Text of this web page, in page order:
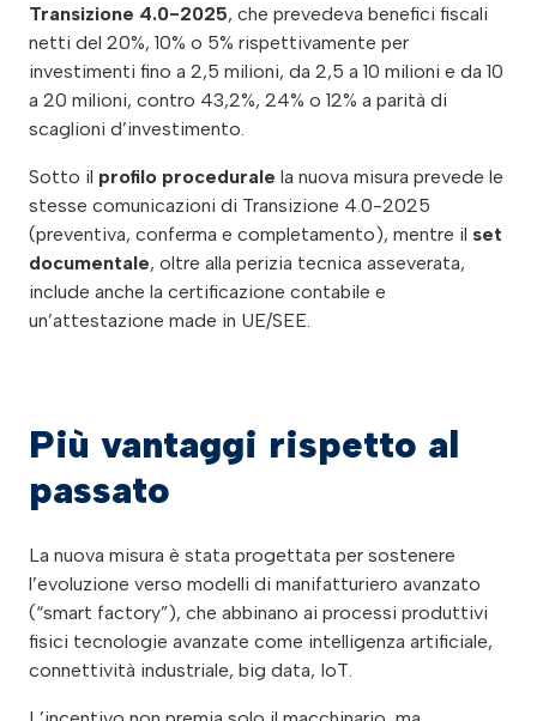
Transizione 4.0-2025, che prevedeva benefici fiscali
netti del 20%, 10% o 5% rispettivamente per
investimenti fino a 2,5 milioni, da 2,5 a 10 milioni e da 10
a 20 milioni, contro 43,2%, 24% o 12% a parità di
scaglioni d’investimento.
Sotto il profilo procedurale la nuova misura prevede le
stesse comunicazioni di Transizione 4.0-2025
(preventiva, conferma e completamento), mentre il set
documentale, oltre alla perizia tecnica asseverata,
include anche la certificazione contabile e
un’attestazione made in UE/SEE.
Più vantaggi rispetto al
passato
La nuova misura è stata progettata per sostenere
l’evoluzione verso modelli di manifatturiero avanzato
(“smart factory”), che abbinano ai processi produttivi
fisici tecnologie avanzate come intelligenza artificiale,
connettività industriale, big data, IoT.